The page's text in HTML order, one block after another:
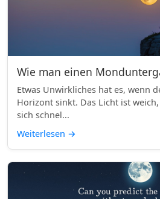
Wie man einen
Etwas Unwirkliches hat es, wenn
Horizont sinkt. Das Licht ist
sich schnel...
Weiterlesen →